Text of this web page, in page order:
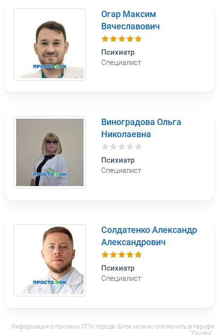
Огар Максим
Вячеславович
Психиатр
Специалист
Виноградова Ольга
Николаевна
Психиатр
Специалист
Солдатенко Александр
Александрович
Психиатр
Специалист
Информация о похожих ЛПУ города. Блок можно отключить в тарифе
"Профи".